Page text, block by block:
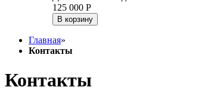
125 000 Р
В корзину
Главная»
Контакты
Контакты